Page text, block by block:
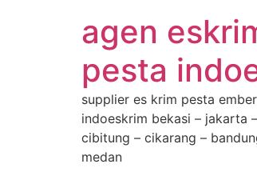
agen
pesta
supplier es krim pesta
indoeskrim bekasi – jakarta
cibitung – cikarang –
medan